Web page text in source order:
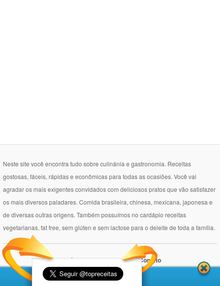
Neste site você encontra tudo sobre culinánia e gastronomia. Receitas
gostosas, fáceis, rápidas e econômicas para todas as ocasiões. Você vai
agradar os mais exigentes convidados com deliciosos pratos que vão satisfazer
os mais diversos paladares. Comida brasileira, chinesa, mexicana, japonesa e
de diversas outras origens. Também possuímos no cardápio receitas
vegetarianas, fat free, sem glúten e sem lactose para o deleite de toda a família.
Política de Privacidade Contato